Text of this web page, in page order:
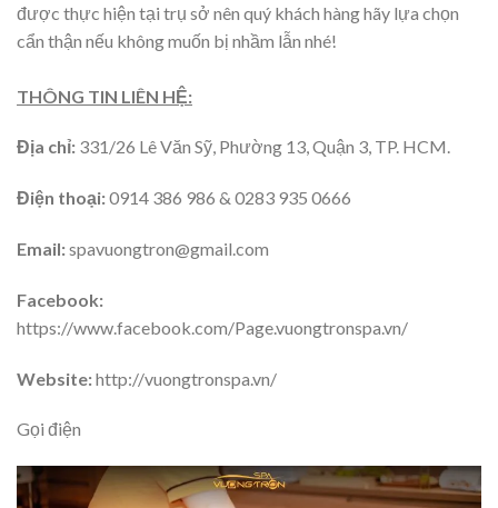
được thực hiện tại trụ sở nên quý khách hàng hãy lựa chọn
cẩn thận nếu không muốn bị nhầm lẫn nhé!
THÔNG TIN LIÊN HỆ:
Địa chỉ: 331/26 Lê Văn Sỹ, Phường 13, Quận 3, TP. HCM.
Điện thoại:0914 386 986 & 0283 935 0666
Email:spavuongtron@gmail.com
Facebook:
https://www.facebook.com/Page.vuongtronspa.vn/
Website:http://vuongtronspa.vn/
Gọi điện